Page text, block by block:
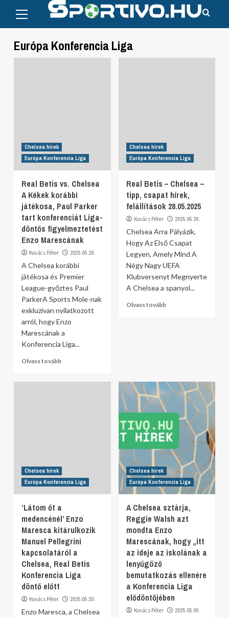
content
Menu
Európa Konferencia Liga
Chelsea hírek
Európa Konferencia Liga
Real Betis vs. Chelsea
A Kékek korábbi
játékosa, Paul Parker
tart konferenciát Liga-
döntős figyelmeztetést
Enzo Marescának
Kovács Péter 2025.05.28.
A Chelsea korábbi
játékosa és Premier
League-győztes Paul
ParkerA Sports Mole-nak
exkluzívan nyilatkozott
arról, hogy Enzo
Marescának a
Konferencia Liga...
Olvass tovább
Chelsea hírek
Európa Konferencia Liga
Real Betis – Chelsea –
tipp, csapat hírek,
felállítások 28.05.2025
Kovács Péter 2025.05.26.
Chelsea Arra Pályázik,
Hogy Az Első Csapat
Legyen, Amely Mind A
Négy Nagy UEFA
Klubversenyt Megnyerte
A Chelsea a spanyol...
Olvass tovább
Chelsea hírek
Európa Konferencia Liga
‘Látom őt a
medencénél’ Enzo
Maresca kitárulkozik
Manuel Pellegrini
kapcsolatáról a
Chelsea, Real Betis
Konferencia Liga
döntő előtt
Kovács Péter 2025.05.20.
Enzo Maresca, a Chelsea
Chelsea hírek
Európa Konferencia Liga
A Chelsea sztárja,
Reggie Walsh azt
mondta Enzo
Marescának, hogy „itt
az ideje az iskolának a
lenyűgöző
bemutatkozás ellenére
a Konferencia Liga
elődöntőjében
Kovács Péter 2025.05.09.